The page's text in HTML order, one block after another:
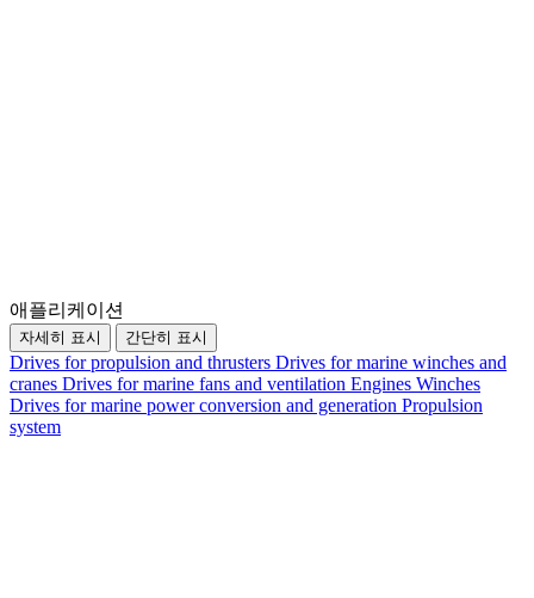
애플리케이션
자세히 표시 간단히 표시
Drives for propulsion and thrusters Drives for marine winches and
cranes Drives for marine fans and ventilation Engines Winches
Drives for marine power conversion and generation Propulsion
system